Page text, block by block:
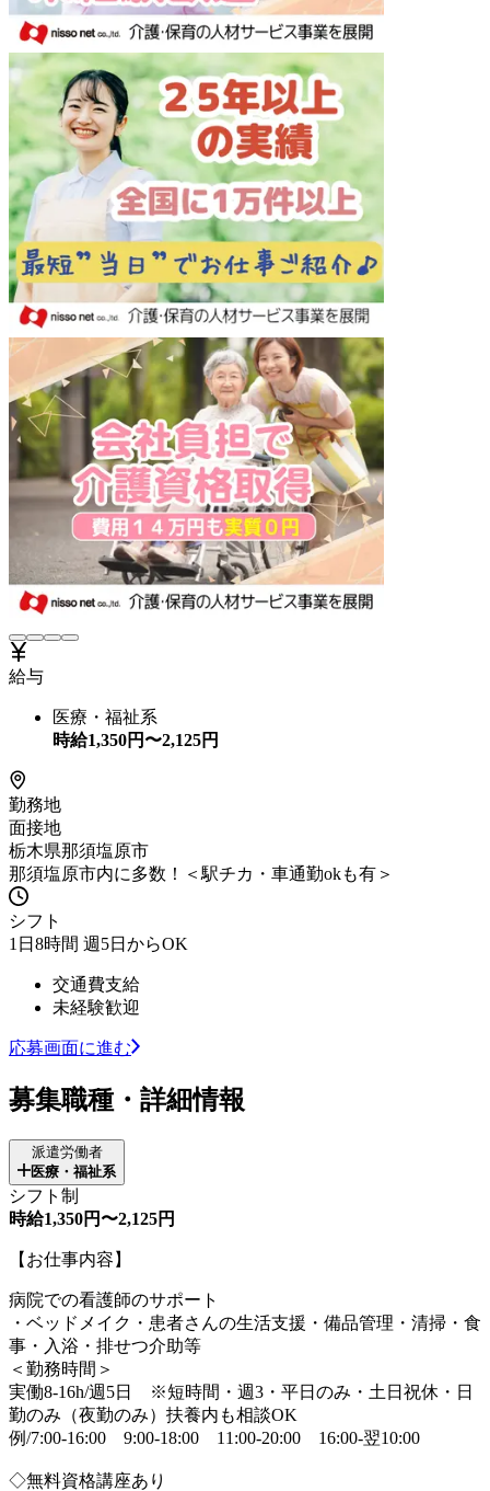
給与
医療・福祉系
時給1,350円〜2,125円
勤務地
面接地
栃木県那須塩原市
那須塩原市内に多数！＜駅チカ・車通勤okも有＞
シフト
1日8時間 週5日からOK
交通費支給
未経験歓迎
応募画面に進む
募集職種・詳細情報
派遣労働者
医療・福祉系
シフト制
時給1,350円〜2,125円
【お仕事内容】
病院での看護師のサポート
・ベッドメイク・患者さんの生活支援・備品管理・清掃・食
事・入浴・排せつ介助等
＜勤務時間＞
実働8-16h/週5日 ※短時間・週3・平日のみ・土日祝休・日
勤のみ（夜勤のみ）扶養内も相談OK
例/7:00-16:00 9:00-18:00 11:00-20:00 16:00-翌10:00
◇無料資格講座あり